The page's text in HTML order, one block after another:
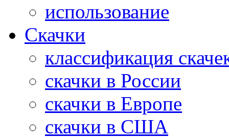
использование
Скачки
классификация
скачки в России
скачки в Европе
скачки в США